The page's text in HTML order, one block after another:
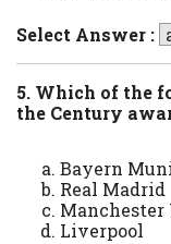
Select Answer :
5. Which of the
the Century
Bayern
Real Madrid
Manchester
Liverpool